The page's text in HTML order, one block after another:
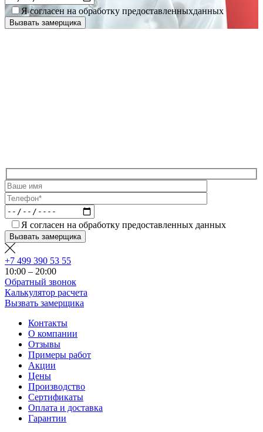
Я согласен на обработку предоставленныхданных
Я согласен на обработку предоставленных данных
+7 499 390 53 55
10:00 – 20:00
Обратный звонок
Калькулятор расчета
Вызвать замерщика
Контакты
О компании
Отзывы
Примеры работ
Акции
Цены
Производство
Сертификаты
Оплата и доставка
Гарантии